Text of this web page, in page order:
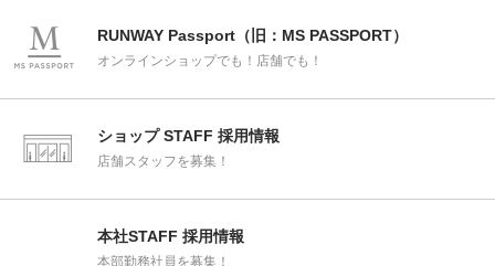
RUNWAY Passport（旧：MS PASSPORT）
オンラインショップでも！店舗でも！
ショップ STAFF 採用情報
店舗スタッフを募集！
本社STAFF 採用情報
本部勤務社員を募集！